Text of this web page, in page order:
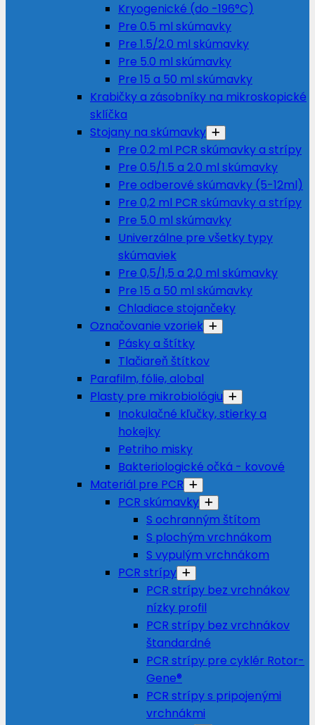
Kryogenické (do -196°C)
Pre 0.5 ml skúmavky
Pre 1.5/2.0 ml skúmavky
Pre 5.0 ml skúmavky
Pre 15 a 50 ml skúmavky
Krabičky a zásobníky na mikroskopické
sklíčka
Stojany na skúmavky
Pre 0.2 ml PCR skúmavky a strípy
Pre 0.5/1.5 a 2.0 ml skúmavky
Pre odberové skúmavky (5-12ml)
Pre 0,2 ml PCR skúmavky a strípy
Pre 5.0 ml skúmavky
Univerzálne pre všetky typy
skúmaviek
Pre 0,5/1,5 a 2,0 ml skúmavky
Pre 15 a 50 ml skúmavky
Chladiace stojančeky
Označovanie vzoriek
Pásky a štítky
Tlačiareň štítkov
Parafilm, fólie, alobal
Plasty pre mikrobiológiu
Inokulačné kľučky, stierky a
hokejky
Petriho misky
Bakteriologické očká - kovové
Materiál pre PCR
PCR skúmavky
S ochranným štítom
S plochým vrchnákom
S vypulým vrchnákom
PCR strípy
PCR strípy bez vrchnákov
nízky profil
PCR strípy bez vrchnákov
štandardné
PCR strípy pre cyklér Rotor-
Gene®
PCR strípy s pripojenými
vrchnákmi